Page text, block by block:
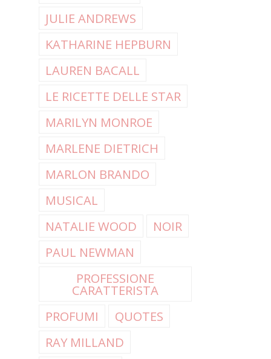
JULIE ANDREWS
KATHARINE HEPBURN
LAUREN BACALL
LE RICETTE DELLE STAR
MARILYN MONROE
MARLENE DIETRICH
MARLON BRANDO
MUSICAL
NATALIE WOOD
NOIR
PAUL NEWMAN
PROFESSIONE
CARATTERISTA
PROFUMI
QUOTES
RAY MILLAND